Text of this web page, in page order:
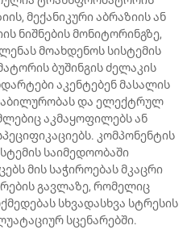
მექანიკური აბრაზიის ან
ნიშნების მონიტორინგზე,
მოახდენოს სისტემის
ბუშინგის ძელაკის
აკენტებენ მასალის
და ელექტრულ
აკმაყოფილებს ან
კომპონენტის
საიმედოობაში
მის საჭიროებას მკაცრი
გავლაზე, რომელიც
სხვადასხვა სტრესის
სცენარებში.